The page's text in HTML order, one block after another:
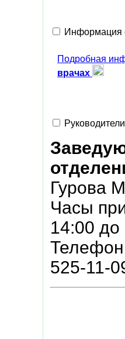
Информация
Подробная
врачах
Гурова
Часы
14:00 до
525-11-